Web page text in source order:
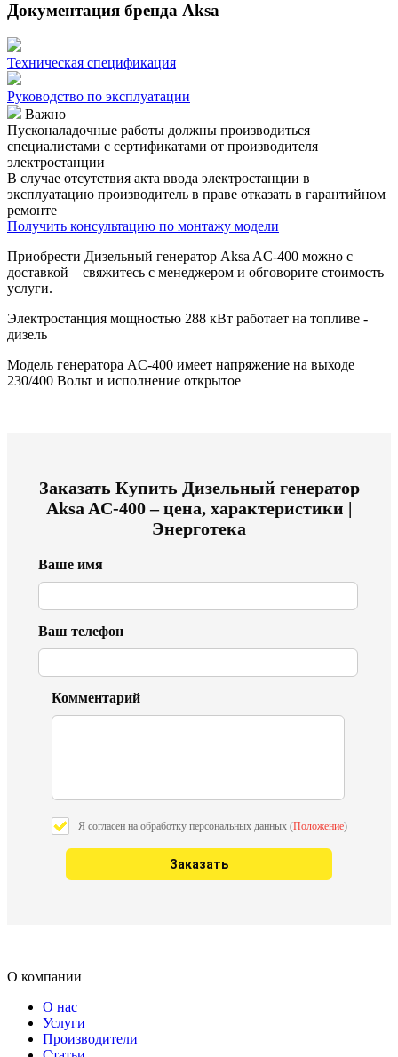
Документация бренда Aksa
Техническая спецификация
Руководство по эксплуатации
Важно
Пусконаладочные работы должны производиться
специалистами с сертификатами от производителя
электростанции
В случае отсутствия акта ввода электростанции в
эксплуатацию производитель в праве отказать в гарантийном
ремонте
Получить консультацию по монтажу модели
Приобрести Дизельный генератор Aksa AC-400 можно с
доставкой – свяжитесь с менеджером и обговорите стоимость
услуги.
Электростанция мощностью 288 кВт работает на топливе -
дизель
Модель генератора AC-400 имеет напряжение на выходе
230/400 Вольт и исполнение открытое
Заказать Купить Дизельный генератор
Aksa AC-400 – цена, характеристики |
Энерготека
Ваше имя
Ваш телефон
Комментарий
Я согласен на обработку персональных данных (Положение)
О компании
О нас
Услуги
Производители